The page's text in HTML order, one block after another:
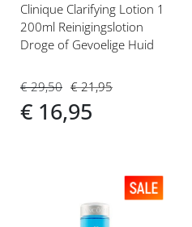
Clinique Clarifying Lotion 1
200ml Reinigingslotion
Droge of Gevoelige Huid
€ 29,50
€ 16,95
€ 21,95